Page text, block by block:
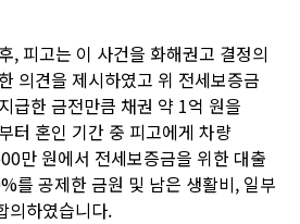
, 피고는 이 사건을 화해권고 결정의
의견을 제시하였고 위 전세보증금
급한 금전만큼 채권 약 1억 원을
터 혼인 기간 중 피고에게 차량
만 원에서 전세보증금을 위한 대출
를 공제한 금원 및 남은 생활비, 일부
의하였습니다.